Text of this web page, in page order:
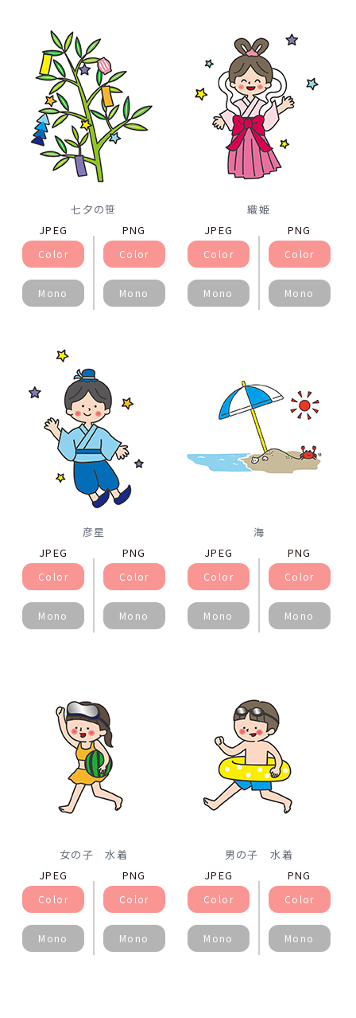
七夕の笹
JPEG
Color
Mono
PNG
Color
Mono
織姫
JPEG
Color
Mono
PNG
Color
Mono
彦星
JPEG
Color
Mono
PNG
Color
Mono
海
JPEG
Color
Mono
PNG
Color
Mono
女の子 水着
JPEG
Color
Mono
PNG
Color
Mono
男の子 水着
JPEG
Color
Mono
PNG
Color
Mono